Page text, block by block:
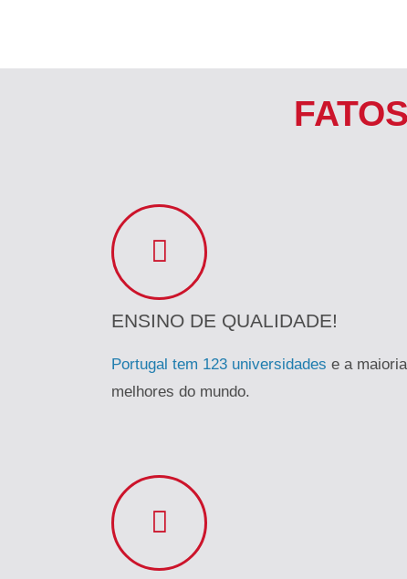
ENSINO DE QUALIDADE!
Portugal tem 123 universidades e a
melhores do mundo.